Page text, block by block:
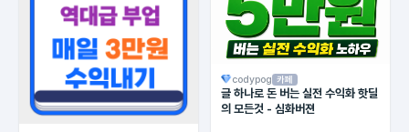
codypog 카페
글 하나로 돈 버는 실전 수익화 핫딜
의 모든것 - 심화버젼